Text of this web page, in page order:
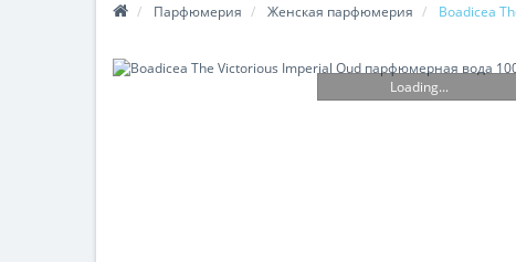
Парфюмерия Женская парфюмерия Boadicea
Loading...